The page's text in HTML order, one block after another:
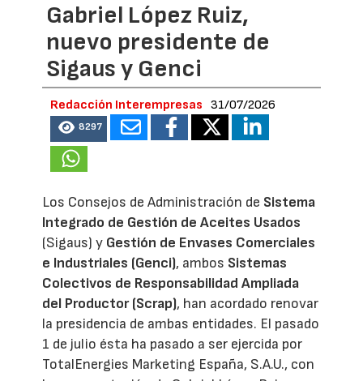
Gabriel López Ruiz,
nuevo presidente de
Sigaus y Genci
Redacción Interempresas 31/07/2026
8297
Los Consejos de Administración de Sistema
Integrado de Gestión de Aceites Usados
(Sigaus) y Gestión de Envases Comerciales
e Industriales (Genci), ambos Sistemas
Colectivos de Responsabilidad Ampliada
del Productor (Scrap), han acordado renovar
la presidencia de ambas entidades. El pasado
1 de julio ésta ha pasado a ser ejercida por
TotalEnergies Marketing España, S.A.U., con